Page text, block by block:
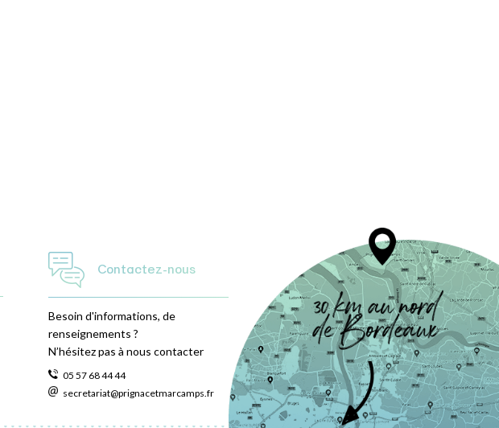
Contactez-nous
Besoin d'informations, de
renseignements ?
N’hésitez pas à nous contacter
05 57 68 44 44
secretariat@prignacetmarcamps.fr